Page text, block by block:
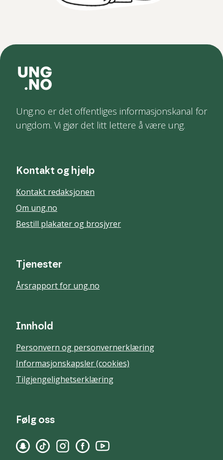
Ung.no er det offentliges informasjonskanal for
ungdom. Vi gjør det litt lettere å være ung.
Kontakt og hjelp
Kontakt redaksjonen
Om ung.no
Bestill plakater og brosjyrer
Tjenester
Årsrapport for ung.no
Innhold
Personvern og personvernerklæring
Informasjonskapsler (cookies)
Tilgjengelighetserklæring
Følg oss